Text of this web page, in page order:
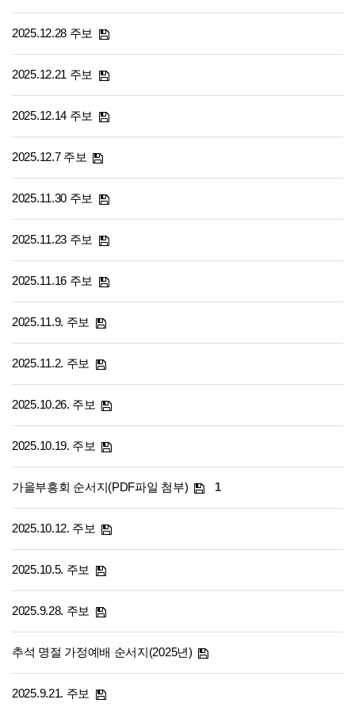
2025.12.28 주보
2025.12.21 주보
2025.12.14 주보
2025.12.7 주보
2025.11.30 주보
2025.11.23 주보
2025.11.16 주보
2025.11.9. 주보
2025.11.2. 주보
2025.10.26. 주보
2025.10.19. 주보
가을부흥회 순서지(PDF파일 첨부) 1
2025.10.12. 주보
2025.10.5. 주보
2025.9.28. 주보
추석 명절 가정예배 순서지(2025년)
2025.9.21. 주보